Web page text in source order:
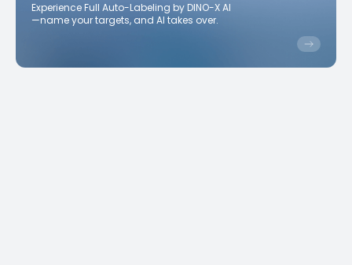
Experience Full Auto-Labeling by DINO-X AI
—name your targets, and AI takes over.